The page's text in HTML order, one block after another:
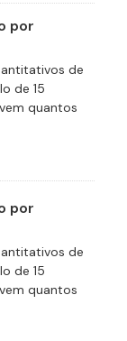
por
de
de 15
quantos
por
de
de 15
quantos